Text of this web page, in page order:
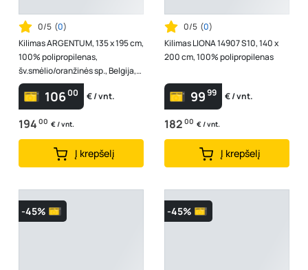
0/5 (0)
Kilimas ARGENTUM, 135 x 195 cm,
100% polipropilenas,
šv.smėlio/oranžinės sp., Belgija,
63807828004
10600 € / vnt.
194 00 € / vnt.
Į krepšelį
0/5 (0)
Kilimas LIONA 14907 S10, 140 x
200 cm, 100% polipropilenas
9999 € / vnt.
182 00 € / vnt.
Į krepšelį
-45% -45%